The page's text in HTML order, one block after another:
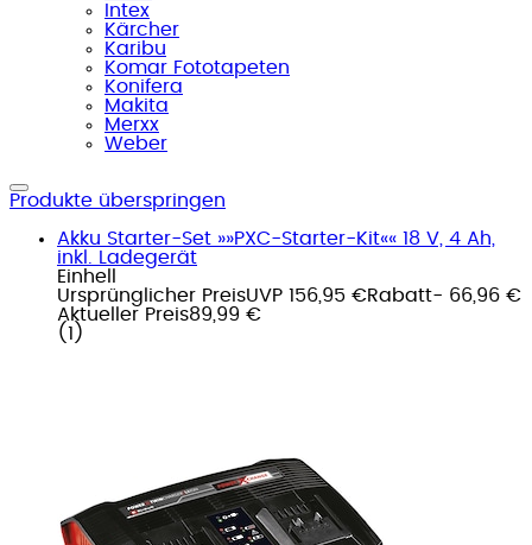
Intex
Kärcher
Karibu
Komar Fototapeten
Konifera
Makita
Merxx
Weber
Produkte überspringen
Akku Starter-Set »»PXC-Starter-Kit«« 18 V, 4 Ah,
inkl. Ladegerät
Einhell
Ursprünglicher PreisUVP 156,95 €Rabatt- 66,96 €
Aktueller Preis89,99 €
( 1 )